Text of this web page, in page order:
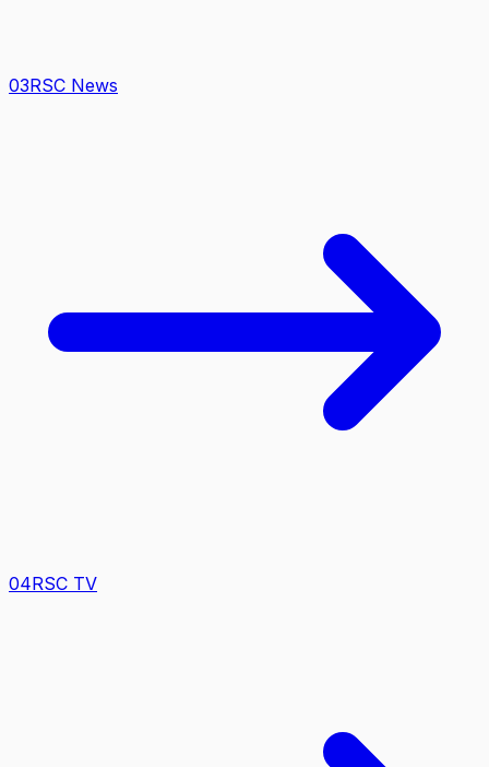
03RSC News
04RSC TV